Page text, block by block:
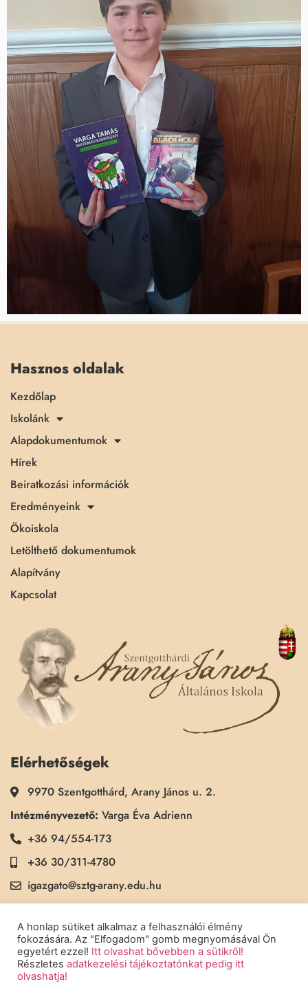
Hasznos oldalak
Kezdőlap
Iskolánk
Alapdokumentumok
Hírek
Beiratkozási információk
Eredményeink
Ökoiskola
Letölthető dokumentumok
Alapítvány
Kapcsolat
Elérhetőségek
9970 Szentgotthárd, Arany János u. 2.
Intézményvezető: Varga Éva Adrienn
+36 94/554-173
+36 30/311-4780
igazgato@sztg-arany.edu.hu
Titkárság:Kimmel Kinga
+36 30/311-5790
titkarsag@sztg-arany.edu.hu
A honlap sütiket alkalmaz a felhasználói élmény
fokozására. Az "Elfogadom" gomb megnyomásával Ön
egyetért ezzel! Itt olvashat bővebben a sütikről!
Részletes adatkezelési tájékoztatónkat pedig itt
olvashatja!